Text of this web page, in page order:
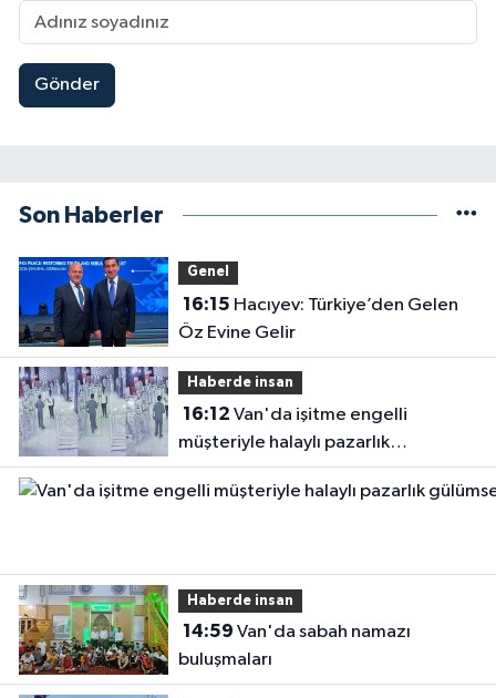
Gönder
Son Haberler
Genel
16:15
Öz Evine Gelir
Haberde insan
16:12
müşteriyle halaylı pazarlık
gülümsetti
Haberde insan
14:59
buluşmaları